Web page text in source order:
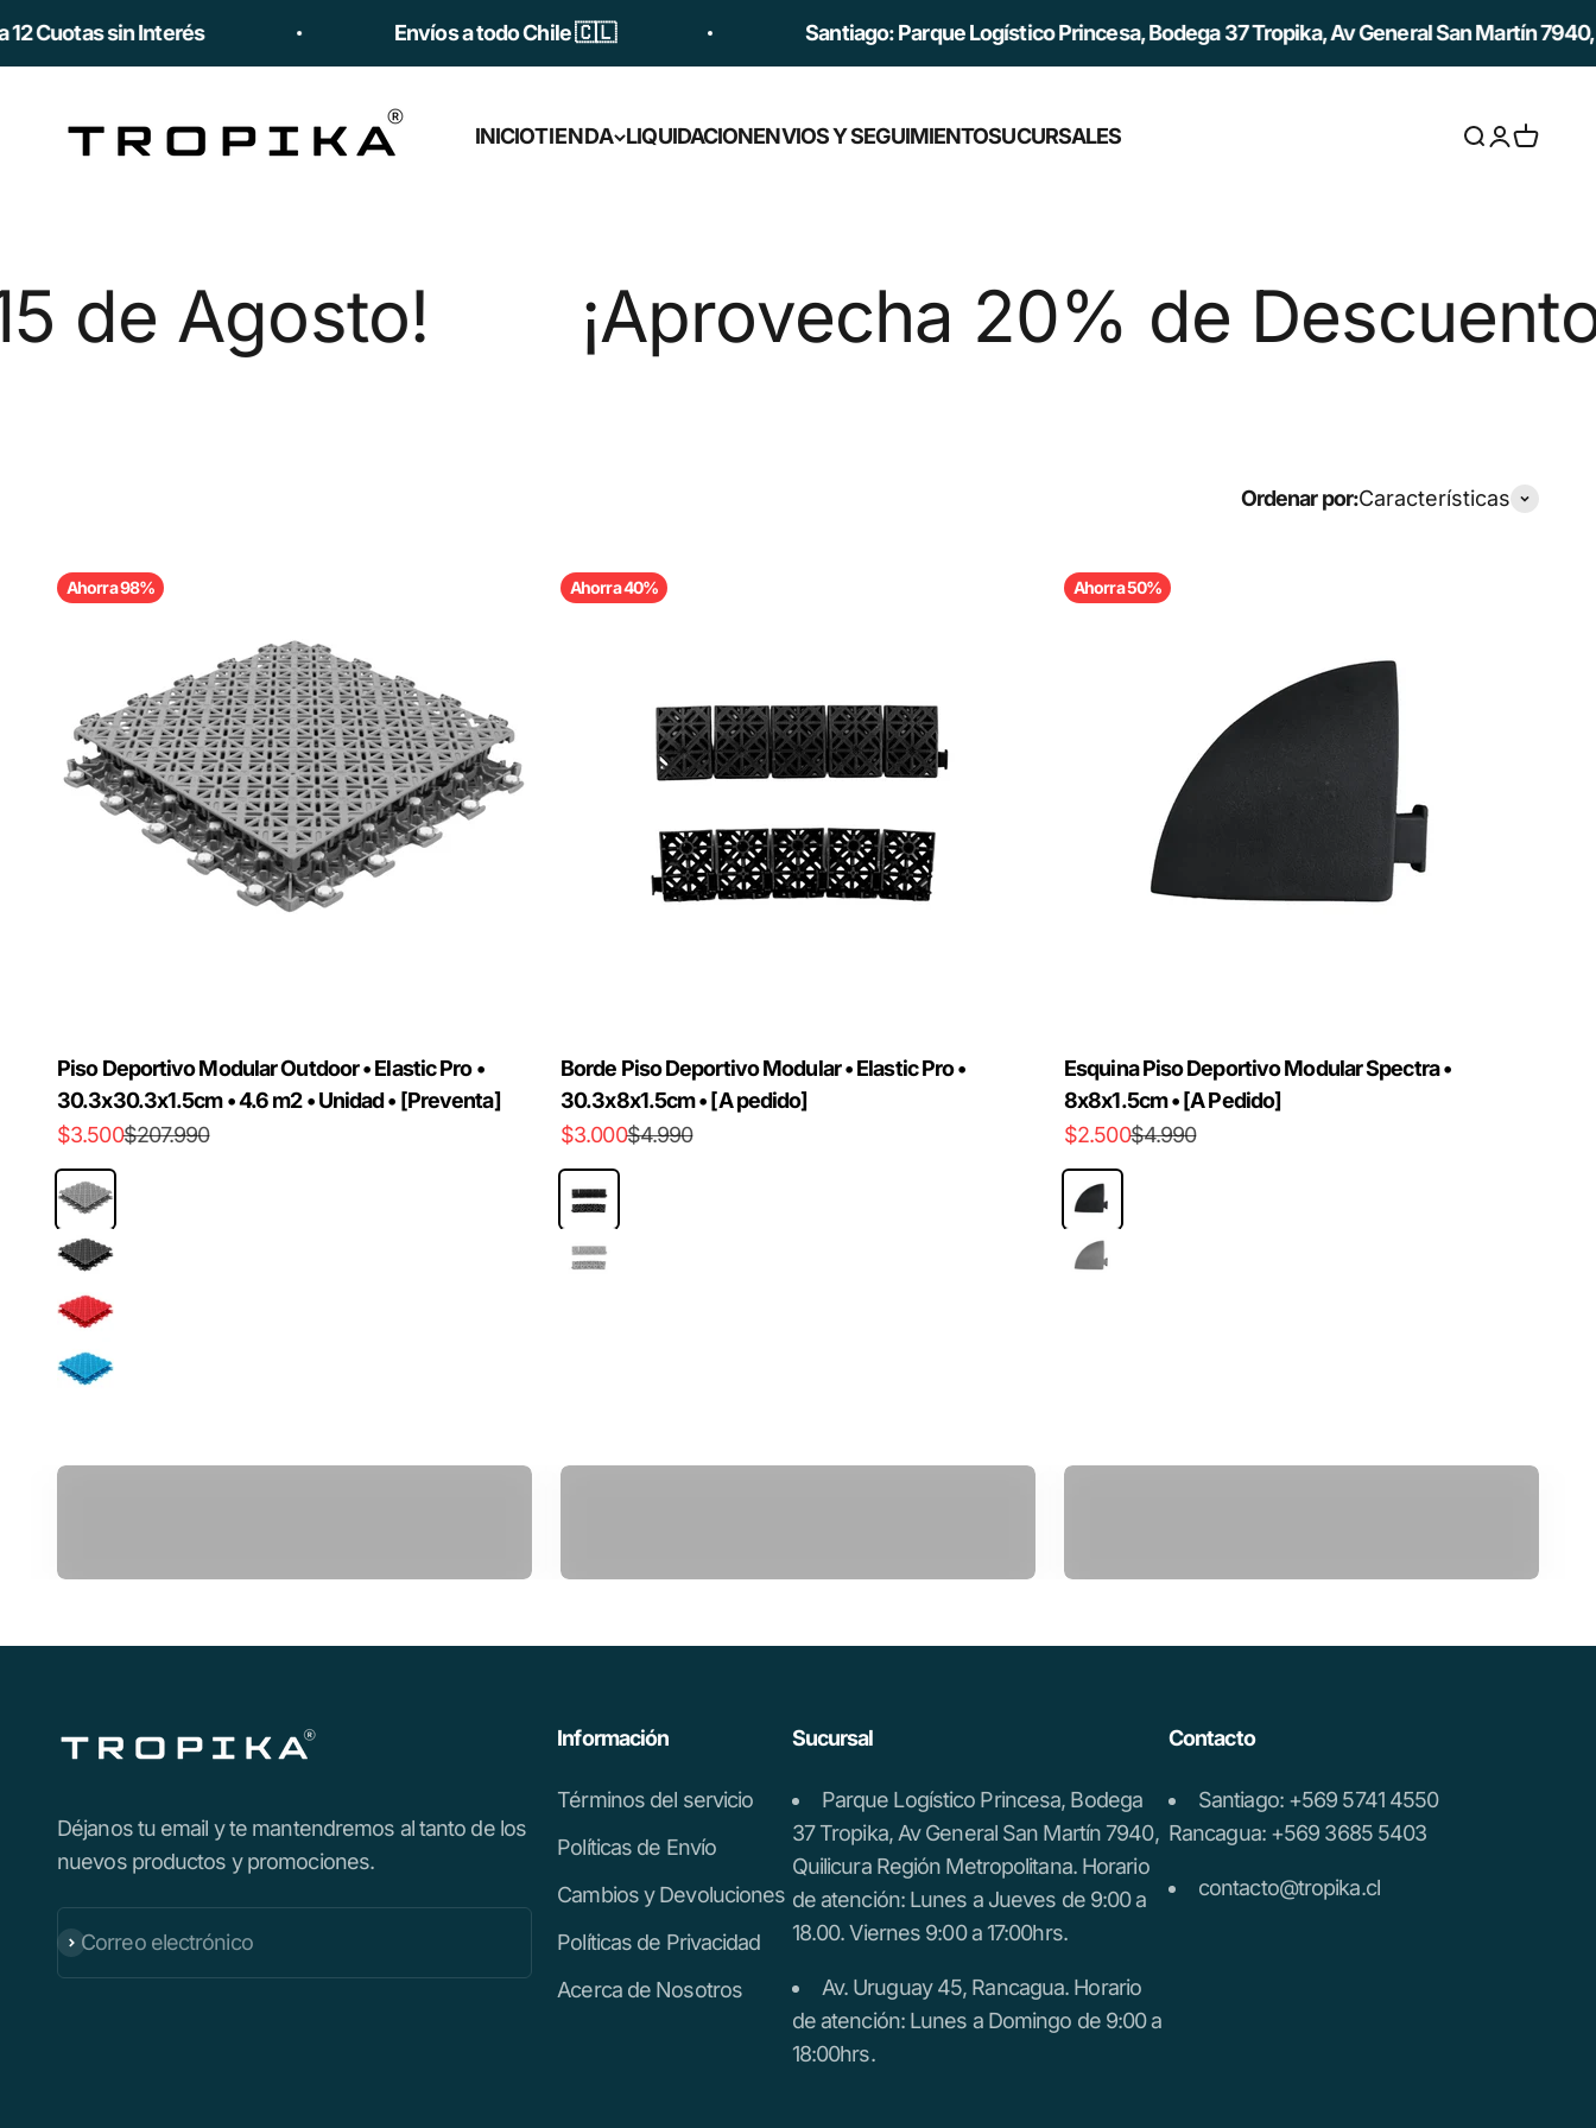
sin Interés Envíos a todo Chile 🇨🇱 Santiago: Parque Logístico Princesa, Bodega 37 Tropika, Av General San Martín 7940,
INICIOTIENDA LIQUIDACIONENVIOS Y SEGUIMIENTOSUCURSALES
Tropika
AbrirAbrirAbrir
Agosto! ¡Aprovecha 20% de Descuento
Ordenar por:Características
Ahorra 98%
Piso Deportivo Modular Outdoor • Elastic Pro •
30.3x30.3x1.5cm • 4.6 m2 • Unidad • [Preventa]
Precio de oferta
$3.500Precio normal
$207.990
Gris Grafito
Negro
Rojo
Azul
Ahorra 40%
Borde Piso Deportivo Modular • Elastic Pro •
30.3x8x1.5cm • [A pedido]
Precio de oferta
$3.000Precio normal
$4.990
Negro
Gris
Ahorra 50%
Esquina Piso Deportivo Modular Spectra •
8x8x1.5cm • [A Pedido]
Precio de oferta
$2.500Precio normal
$4.990
Negro
Gris
Déjanos tu email y te mantendremos al tanto de los
nuevos productos y promociones.
Correo electrónico
Suscribirse
Información
Términos del servicio
Políticas de Envío
Cambios y Devoluciones
Políticas de Privacidad
Acerca de Nosotros
Sucursal
Parque Logístico Princesa, Bodega
37 Tropika, Av General San Martín 7940,
Quilicura Región Metropolitana. Horario
de atención: Lunes a Jueves de 9:00 a
18.00. Viernes 9:00 a 17:00hrs.
Av. Uruguay 45, Rancagua. Horario
de atención: Lunes a Domingo de 9:00 a
18:00hrs.
Contacto
Santiago: +569 5741 4550
Rancagua: +569 3685 5403
contacto@tropika.cl